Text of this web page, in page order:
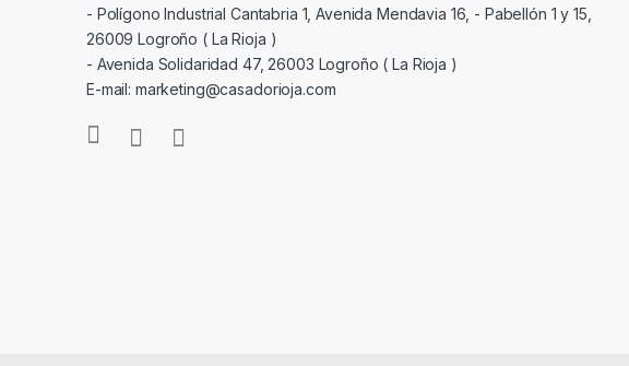
- Polígono Industrial Cantabria 1, Avenida Mendavia 16, - Pabellón 1 y 15,
26009 Logroño ( La Rioja )
- Avenida Solidaridad 47, 26003 Logroño ( La Rioja )
E-mail: marketing@casadorioja.com